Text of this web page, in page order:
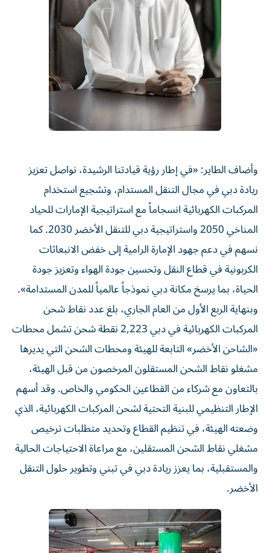
وأضاف الطاير: «في إطار رؤية قيادتنا الرشيدة، نواصل تعزيز
ريادة دبي في مجال التنقل المستدام، وتشجيع استخدام
المركبات الكهربائية انسجاماً مع استراتيجية الإمارات للحياد
المناخي 2050 واستراتيجية دبي للتنقل الأخضر 2030. كما
نسهم في دعم جهود الإمارة الرامية إلى خفض الانبعاثات
الكربونية في قطاع النقل وتحسين جودة الهواء وتعزيز جودة
الحياة، بما يرسخ مكانة دبي نموذجاً عالمياً للمدن المستدامة».
وبنهاية الربع الأول من العام الجاري، بلغ عدد نقاط شحن
المركبات الكهربائية في دبي 2,223 نقطة شحن تشمل محطات
«الشاحن الأخضر» التابعة للهيئة ومحطات الشحن التي يديرها
مشغلو نقاط الشحن المستقلون المرخصون من قبل الهيئة،
بالتعاون مع شركاء من القطاعين الحكومي والخاص. وقد أسهم
الإطار التنظيمي للبنية التحتية لشحن المركبات الكهربائية، الذي
وضعته الهيئة، في تنظيم القطاع وتحديد متطلبات ترخيص
مشغلي نقاط الشحن المستقلين، مع مراعاة الاحتياجات الحالية
والمستقبلية، بما يعزز ريادة دبي في تبني وتطوير حلول التنقل
الأخضر.